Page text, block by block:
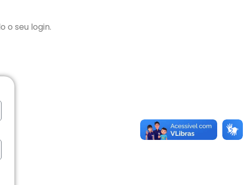
o seu login.